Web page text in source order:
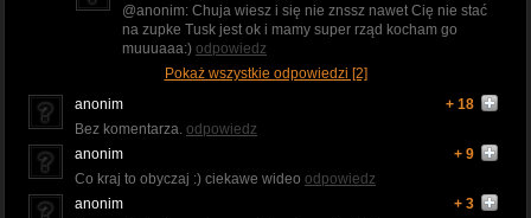
@anonim: Chuja wiesz i się nie znssz nawet Cię nie stać
na zupke Tusk jest ok i mamy super rząd kocham go
muuuaaa:) odpowiedz
Pokaż wszystkie odpowiedzi [2]
anonim
+ 18
Bez komentarza. odpowiedz
anonim
+ 9
Co kraj to obyczaj :) ciekawe wideo odpowiedz
anonim
+ 3